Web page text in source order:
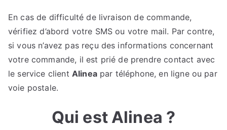
En cas de difficulté de livraison de commande,
vérifiez d’abord votre SMS ou votre mail. Par contre,
si vous n’avez pas reçu des informations concernant
votre commande, il est prié de prendre contact avec
le service client Alineapar téléphone, en ligne ou par
voie postale.
Qui est Alinea ?